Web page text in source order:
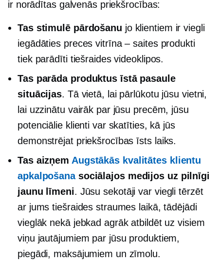
ir norādītas galvenās priekšrocības:
Tas stimulē pārdošanu jo klientiem ir viegli
iegādāties precesvitrīna – saitesprodukti
tiek parādīti tiešraides videoklipos.
Tas parāda produktusīstā pasaule
situācijas. Tā vietā, lai pārlūkotu jūsu vietni,
lai uzzinātu vairāk par jūsu precēm, jūsu
potenciālie klienti var skatīties, kā jūs
demonstrējat priekšrocībasīsts laiks.
Tas aizņem Augstākās kvalitātes klientu
apkalpošanasociālajos medijos uz pilnīgi
jaunu līmeni. Jūsu sekotāji var viegli tērzēt
ar jums tiešraides straumes laikā, tādējādi
vieglāk nekā jebkad agrāk atbildēt uz visiem
viņu jautājumiem par jūsu produktiem,
piegādi, maksājumiem un zīmolu.